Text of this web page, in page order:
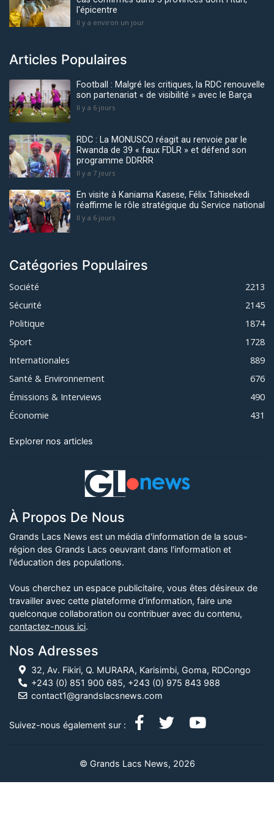
l'épicentre
Il y a environ un jour
Articles Populaires
Football : Malgré les critiques, la RDC renouvelle
son partenariat « de visibilité » avec le Barça
Il y a 6 jours
RDC : La MONUSCO réagit au renvoie par le
Rwanda de 39 « faux FDLR » et défend son
programme DDRRR
Il y a 7 jours
En visite à Kaniama Kasese, Félix Tshisekedi
réaffirme le rôle stratégique du Service national
Il y a 6 jours
Catégories Populaires
Société
2213
Sécurité
2145
Politique
1874
Sport
1728
Internationales
889
Santé & Environnement
676
Émissions & Interviews
490
Économie
431
Explorer nos articles
À Propos De Nous
Grands Lacs News est un média d'information de la sous-
région des Grands Lacs oeuvrant dans l'information et
l'éducation des populations.
Vous cherchez un espace publicitaire, vous êtes désireux de
travailler avec cette plateforme d'information, faire une
quelconque collaboration ou contribuer avec du contenu,
contactez-nous ici.
Nos Adresses
32, Av. Fikiri, Q. MURARA, Karisimbi, Goma, RDCongo
+243 (0) 851 900 685, +243 (0) 975 843 988
contact1@grandslacsnews.com
Suivez-nous également sur :
© Grands Lacs News, 2026